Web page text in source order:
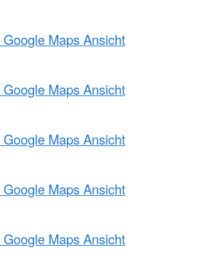
Maps Ansicht
Maps Ansicht
Maps Ansicht
Maps Ansicht
Maps Ansicht